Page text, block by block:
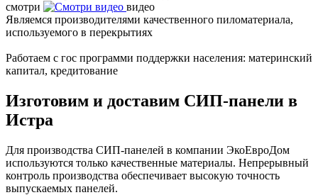
смотри
видео
Являемся производителями качественного пиломатериала,
используемого в перекрытиях
Работаем с гос программи поддержки населения: материнский
капитал, кредитование
Изготовим и доставим СИП-панели в
Истра
Для производства СИП-панелей в компании ЭкоЕвроДом
используются только качественные материалы. Непрерывный
контроль производства обеспечивает высокую точность
выпускаемых панелей.